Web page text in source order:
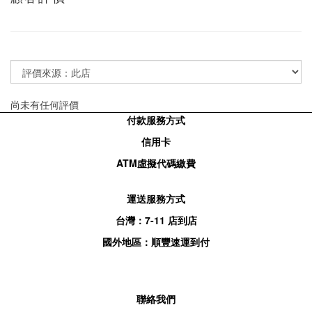
尚未有任何評價
付款服務方式
信用卡
ATM虛擬代碼繳費
運送服務方式
台灣： 7-11 店到店
國外地區：順豐速運到付
聯絡我們